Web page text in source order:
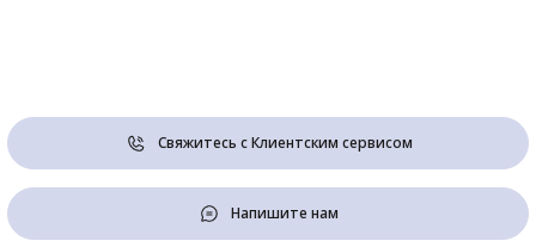
Свяжитесь с Клиентским сервисом
Напишите нам